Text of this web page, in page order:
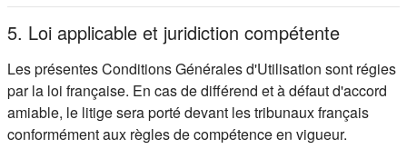
5. Loi applicable et juridiction compétente
Les présentes Conditions Générales d'Utilisation sont régies
par la loi française. En cas de différend et à défaut d'accord
amiable, le litige sera porté devant les tribunaux français
conformément aux règles de compétence en vigueur.